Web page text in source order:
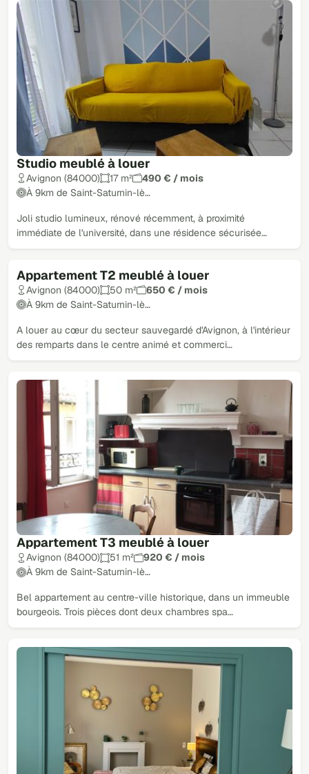
Studio meublé à louer
Avignon (84000) 17 m²
490 € / mois
À 9km de Saint-Saturnin-lè…
Joli studio lumineux, rénové récemment, à proximité
immédiate de l'université, dans une résidence sécurisée…
Appartement T2 meublé à louer
Avignon (84000) 50 m²
650 € / mois
À 9km de Saint-Saturnin-lè…
A louer au cœur du secteur sauvegardé d'Avignon, à l'intérieur
des remparts dans le centre animé et commerci…
Appartement T3 meublé à louer
Avignon (84000) 51 m²
920 € / mois
À 9km de Saint-Saturnin-lè…
Bel appartement au centre-ville historique, dans un immeuble
bourgeois. Trois pièces dont deux chambres spa…